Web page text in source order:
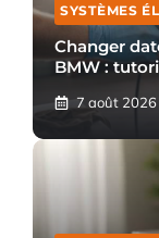
SYSTÈMES
Changer
BMW :
7 août 2026